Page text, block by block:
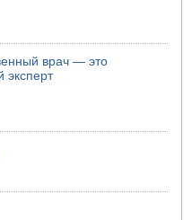
врач — это
эксперт